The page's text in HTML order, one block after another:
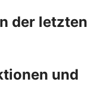
der letzten
und